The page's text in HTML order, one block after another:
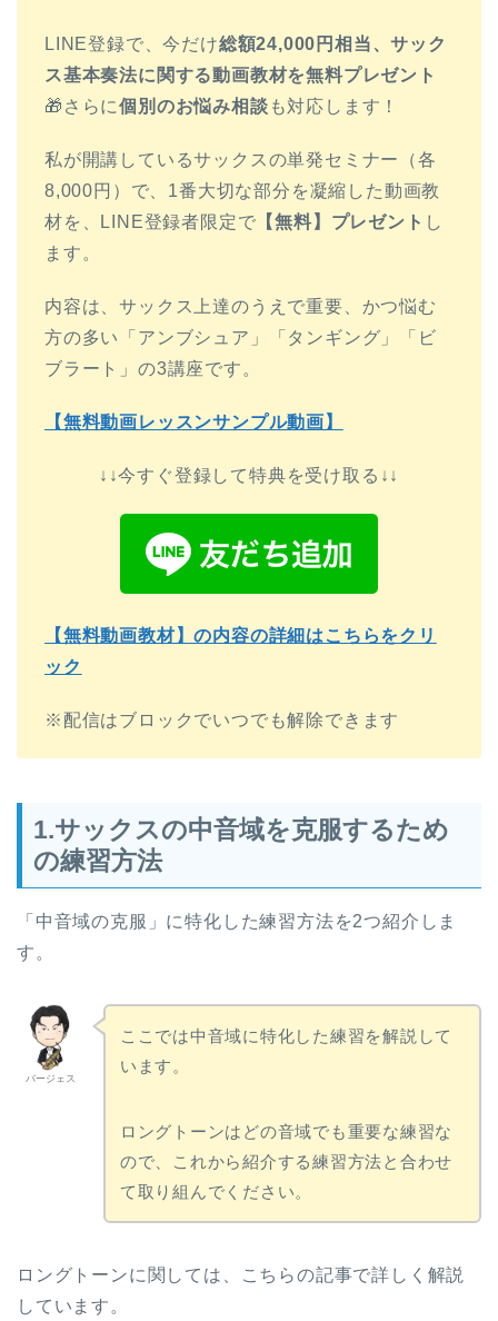
LINE登録で、今だけ総額24,000円相当、サック
ス基本奏法に関する動画教材を無料プレゼント
🎁さらに個別のお悩み相談 も対応します！
私が開講しているサックスの単発セミナー（各
8,000円）で、1番大切な部分を凝縮した動画教
材を、LINE登録者限定で 【無料】プレゼント し
ます。
内容は、サックス上達のうえで重要、かつ悩む
方の多い「アンブシュア」「タンギング」「ビ
ブラート」の3講座です。
【無料動画レッスンサンプル動画】
↓↓今すぐ登録して特典を受け取る↓↓
【無料動画教材】の内容の詳細はこちらをクリ
ック
※配信はブロックでいつでも解除できます
1.サックスの中音域を克服するため
の練習方法
「中音域の克服」に特化した練習方法を2つ紹介しま
す。
バージェス
ここでは中音域に特化した練習を解説して
います。
ロングトーンはどの音域でも重要な練習な
ので、これから紹介する練習方法と合わせ
て取り組んでください。
ロングトーンに関しては、こちらの記事で詳しく解説
しています。